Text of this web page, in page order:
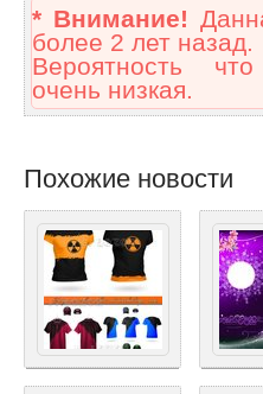
* Внимание!
более 2 лет назад.
Вероятность
очень низкая.
Похожие новости